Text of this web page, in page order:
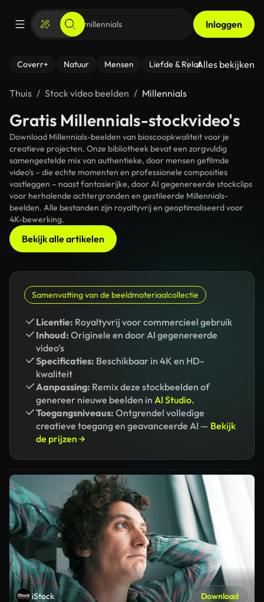
Inloggen
Coverr+ Natuur Mensen Liefde & Relaties - Fitness
Alles bekijken
Thuis Stock video beelden Millennials
Gratis Millennials-stockvideo's
Download Millennials-beelden van bioscoopkwaliteit voor je
creatieve projecten. Onze bibliotheek bevat een zorgvuldig
samengestelde mix van authentieke, door mensen gefilmde
video's – die echte momenten en professionele composities
vastleggen – naast fantasierijke, door AI gegenereerde stockclips
voor herhalende achtergronden en gestileerde Millennials-
beelden. Alle bestanden zijn royaltyvrij en geoptimaliseerd voor
4K-bewerking.
Bekijk alle artikelen
Samenvatting van de beeldmateriaalcollectie
Licentie: Royaltyvrij voor commercieel gebruik
Inhoud: Originele en door AI gegenereerde
video's
Specificaties: Beschikbaar in 4K en HD-
kwaliteit
Aanpassing: Remix deze stockbeelden of
genereer nieuwe beelden in AI Studio.
Toegangsniveaus: Ontgrendel volledige
creatieve toegang en geavanceerde AI — Bekijk
de prijzen →
iStock Download